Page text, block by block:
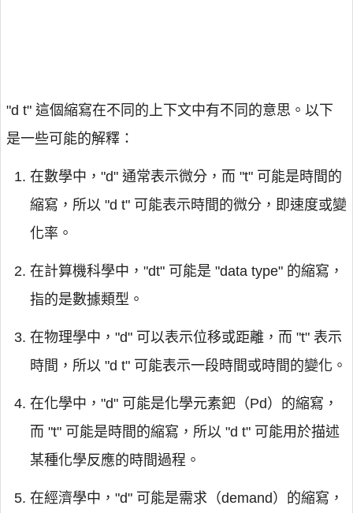
"d t" 這個縮寫在不同的上下文中有不同的意思。以下
是一些可能的解釋：
在數學中，"d" 通常表示微分，而 "t" 可能是時間的
縮寫，所以 "d t" 可能表示時間的微分，即速度或變
化率。
在計算機科學中，"dt" 可能是 "data type" 的縮寫，
指的是數據類型。
在物理學中，"d" 可以表示位移或距離，而 "t" 表示
時間，所以 "d t" 可能表示一段時間或時間的變化。
在化學中，"d" 可能是化學元素鈀（Pd）的縮寫，
而 "t" 可能是時間的縮寫，所以 "d t" 可能用於描述
某種化學反應的時間過程。
在經濟學中，"d" 可能是需求（demand）的縮寫，